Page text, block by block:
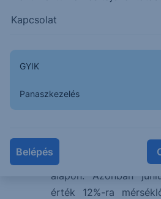
Kapcsolat
GYIK
Panaszkezelés
Belépés
A világ egyik
A bevétel 55%-ban
45%-ban saját
második
árbevétel visszaesést
alapon. Azonban
érték 12%-ra